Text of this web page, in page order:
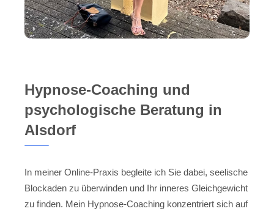
Hypnose-Coaching und
psychologische Beratung in
Alsdorf
In meiner Online-Praxis begleite ich Sie dabei, seelische
Blockaden zu überwinden und Ihr inneres Gleichgewicht
zu finden. Mein Hypnose-Coaching konzentriert sich auf